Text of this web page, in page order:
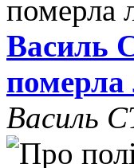
Василь
Василь